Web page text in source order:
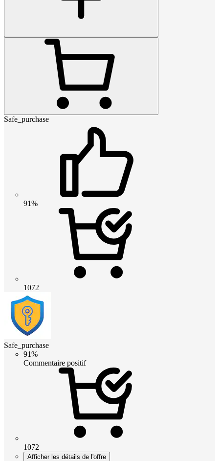
Safe_purchase
91%
1072
Safe_purchase
91%
Commentaire positif
1072
Afficher les détails de l'offre